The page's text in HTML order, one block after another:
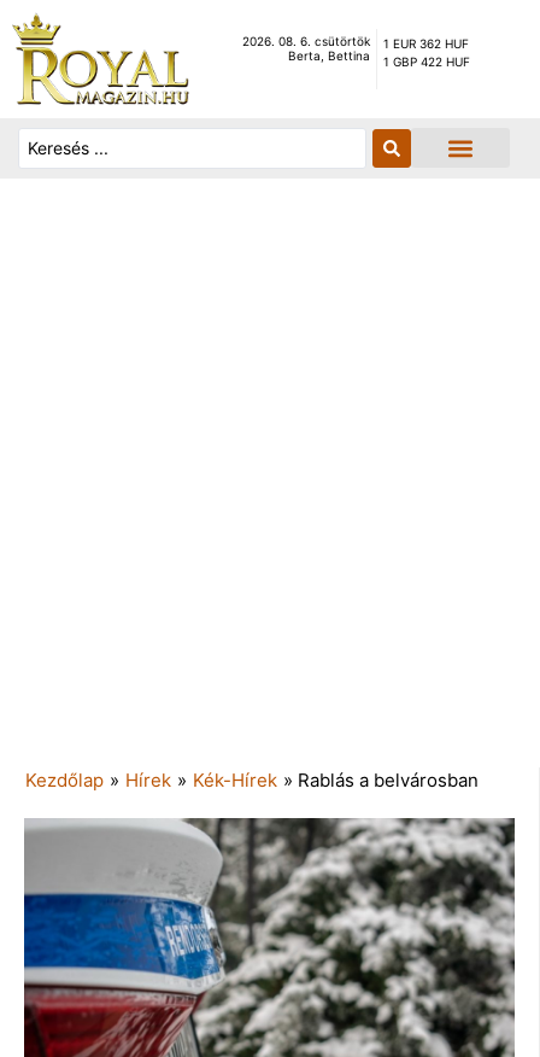
2026. 08. 6. csütörtök
Berta, Bettina
1 EUR 362 HUF
1 GBP 422 HUF
Kezdőlap » Hírek » Kék-Hírek » Rablás a belvárosban